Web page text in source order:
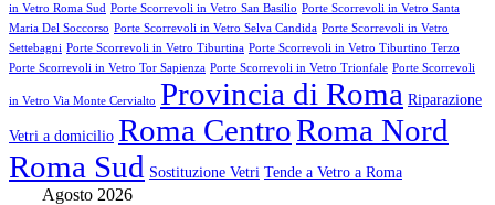
in Vetro Roma Sud Porte Scorrevoli in Vetro San Basilio Porte Scorrevoli in Vetro Santa
Maria Del Soccorso Porte Scorrevoli in Vetro Selva Candida Porte Scorrevoli in Vetro
Settebagni Porte Scorrevoli in Vetro Tiburtina Porte Scorrevoli in Vetro Tiburtino Terzo
Porte Scorrevoli in Vetro Tor Sapienza Porte Scorrevoli in Vetro Trionfale Porte Scorrevoli
in Vetro Via Monte Cervialto Provincia di Roma Riparazione
Vetri a domicilio Roma CentroRoma Nord
Roma Sud Sostituzione Vetri Tende a Vetro a Roma
Agosto 2026